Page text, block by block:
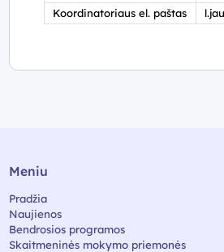
Koordinatoriaus el. paštas
Meniu
Pradžia
Naujienos
Bendrosios programos
Skaitmeninės mokymo priemonės